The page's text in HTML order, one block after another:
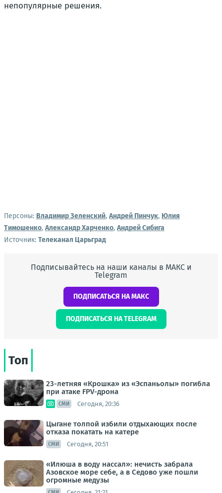
непопулярные решения.
Персоны: Владимир Зеленский, Андрей Пинчук, Юлия
Тимошенко, Александр Харченко, Андрей Сибига
Источник: Телеканал Царьград
Подписывайтесь на наши каналы в МАКС и
Telegram
ПОДПИСАТЬСЯ НА МАКС
ПОДПИСАТЬСЯ НА TELEGRAM
Топ
23-летняя «Крошка» из «Эспаньолы» погибла
при атаке FPV-дрона
СМИ Сегодня, 20:36
Цыгане толпой избили отдыхающих после
отказа покатать на катере
СМИ Сегодня, 20:51
«Илюша в воду нассал»: нечисть забрала
Азовское море себе, а в Седово уже пошли
огромные медузы